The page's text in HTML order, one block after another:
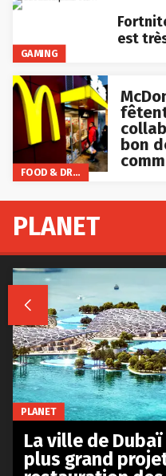
GAMING
est
FOOD & DRINKS
bon
PLANET

PLANET
La ville de
plus grand